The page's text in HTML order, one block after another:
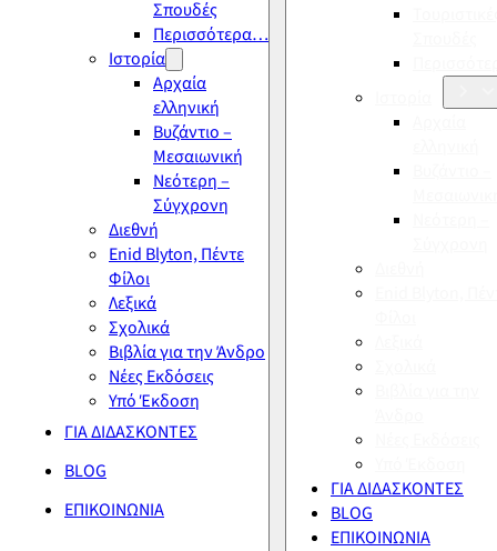
Σπουδές
Περισσότερα…
Ιστορία
Αρχαία
ελληνική
Βυζάντιο –
Μεσαιωνική
Νεότερη –
Σύγχρονη
Διεθνή
Enid Blyton, Πέντε
Φίλοι
Λεξικά
Σχολικά
Βιβλία για την Άνδρο
Νέες Εκδόσεις
Υπό Έκδοση
ΓΙΑ ΔΙΔΑΣΚΟΝΤΕΣ
BLOG
ΕΠΙΚΟΙΝΩΝΙΑ
ΓΙΑ ΔΙΔΑΣΚΟΝΤΕΣ
BLOG
ΕΠΙΚΟΙΝΩΝΙΑ